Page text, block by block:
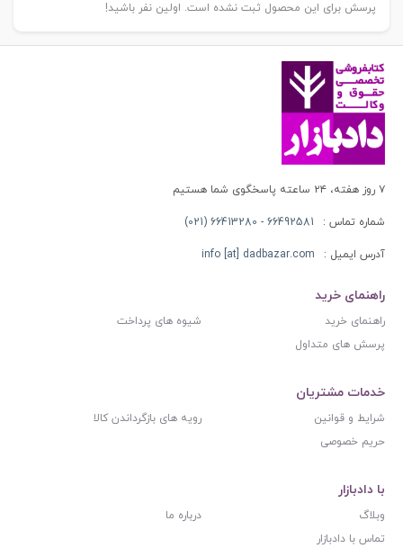
پرسش برای این محصول ثبت نشده است. اولین نفر باشید!
۷ روز هفته، ۲۴ ساعته پاسخگوی شما هستیم
شماره تماس : 66492581 - 66413280 (021)
آدرس ایمیل : info [at] dadbazar.com
راهنمای خرید
راهنمای خرید
شیوه های پرداخت
پرسش های متداول
خدمات مشتریان
شرایط و قوانین
رویه های بازگرداندن کالا
حریم خصوصی
با دادبازار
وبلاگ
درباره ما
تماس با دادبازار